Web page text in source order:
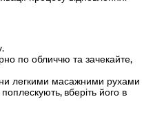
по обличчю та зачекайте,
легкими масажними рухами
вберіть його в